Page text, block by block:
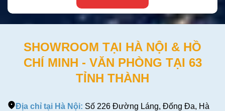
SHOWROOM TẠI HÀ NỘI & HỒ
CHÍ MINH - VĂN PHÒNG TẠI 63
TỈNH THÀNH
Địa chỉ tại Hà Nội: Số 226 Đường Láng, Đống Đa, Hà